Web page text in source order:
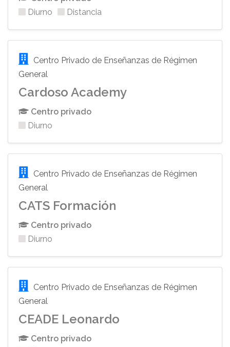
Diurno
Distancia
Centro Privado de Enseñanzas de Régimen
General
Cardoso Academy
Centro privado
Diurno
Centro Privado de Enseñanzas de Régimen
General
CATS Formación
Centro privado
Diurno
Centro Privado de Enseñanzas de Régimen
General
CEADE Leonardo
Centro privado